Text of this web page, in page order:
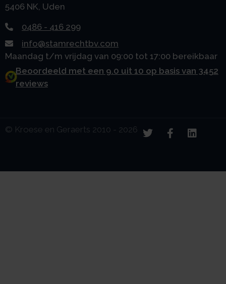
5406 NK, Uden
0486 - 416 299
info@stamrechtbv.com
Maandag t/m vrijdag van 09:00 tot 17:00 bereikbaar
Beoordeeld met een 9.0 uit 10 op basis van 3452
reviews
© Kroese en Geraerts 2010 - 2026